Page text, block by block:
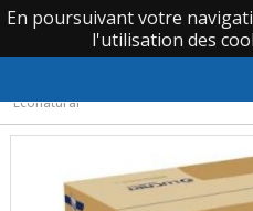
En poursuivant votre
l'utilisation des
Accueil › Essuyage, protection,
Econatural